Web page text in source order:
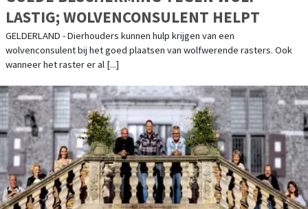
LASTIG; WOLVENCONSULENT HELPT
GELDERLAND - Dierhouders kunnen hulp krijgen van een
wolvenconsulent bij het goed plaatsen van wolfwerende rasters. Ook
wanneer het raster er al [...]